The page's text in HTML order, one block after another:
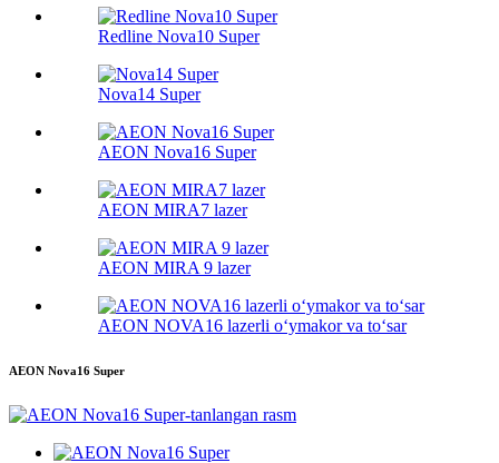
Redline Nova10 Super
Nova14 Super
AEON Nova16 Super
AEON MIRA7 lazer
AEON MIRA 9 lazer
AEON NOVA16 lazerli o‘ymakor va to‘sar
AEON Nova16 Super